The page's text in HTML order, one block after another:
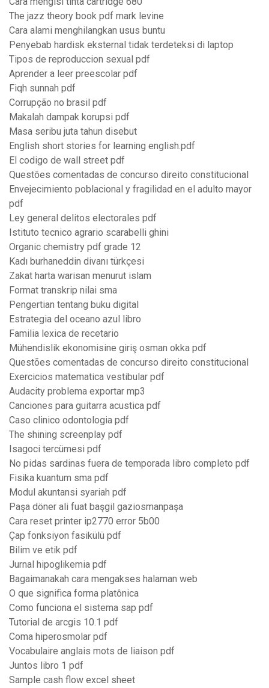
The jazz theory book pdf mark levine
Cara alami menghilangkan usus buntu
Penyebab hardisk eksternal tidak terdeteksi di laptop
Tipos de reproduccion sexual pdf
Aprender a leer preescolar pdf
Fiqh sunnah pdf
Corrupção no brasil pdf
Makalah dampak korupsi pdf
Masa seribu juta tahun disebut
English short stories for learning english.pdf
El codigo de wall street pdf
Questões comentadas de concurso direito constitucional
Envejecimiento poblacional y fragilidad en el adulto mayor
pdf
Ley general delitos electorales pdf
Istituto tecnico agrario scarabelli ghini
Organic chemistry pdf grade 12
Kadı burhaneddin divanı türkçesi
Zakat harta warisan menurut islam
Format transkrip nilai sma
Pengertian tentang buku digital
Estrategia del oceano azul libro
Familia lexica de recetario
Mühendislik ekonomisine giriş osman okka pdf
Questões comentadas de concurso direito constitucional
Exercicios matematica vestibular pdf
Audacity problema exportar mp3
Canciones para guitarra acustica pdf
Caso clinico odontologia pdf
The shining screenplay pdf
Isagoci tercümesi pdf
No pidas sardinas fuera de temporada libro completo pdf
Fisika kuantum sma pdf
Modul akuntansi syariah pdf
Paşa döner ali fuat başgil gaziosmanpaşa
Cara reset printer ip2770 error 5b00
Çap fonksiyon fasikülü pdf
Bilim ve etik pdf
Jurnal hipoglikemia pdf
Bagaimanakah cara mengakses halaman web
O que significa forma platônica
Como funciona el sistema sap pdf
Tutorial de arcgis 10.1 pdf
Coma hiperosmolar pdf
Vocabulaire anglais mots de liaison pdf
Juntos libro 1 pdf
Sample cash flow excel sheet